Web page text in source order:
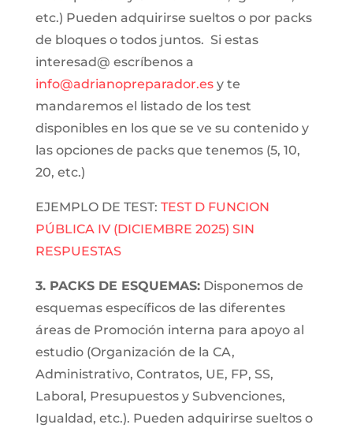
etc.) Pueden adquirirse sueltos o por packs
de bloques o todos juntos. Si estas
interesad@ escríbenos a
info@adrianopreparador.esy te
mandaremos el listado de los test
disponibles en los que se ve su contenido y
las opciones de packs que tenemos (5, 10,
20, etc.)
EJEMPLO DE TEST: TEST D FUNCION
PÚBLICA IV (DICIEMBRE 2025) SIN
RESPUESTAS
3. PACKS DE ESQUEMAS:Disponemos de
esquemas específicos de las diferentes
áreas de Promoción interna para apoyo al
estudio (Organización de la CA,
Administrativo, Contratos, UE, FP, SS,
Laboral, Presupuestos y Subvenciones,
Igualdad, etc.). Pueden adquirirse sueltos o